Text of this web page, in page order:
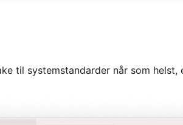
til systemstandarder når som